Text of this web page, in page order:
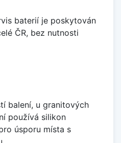
baterií je poskytován
ČR, bez nutnosti
balení, u granitových
používá silikon
úsporu místa s